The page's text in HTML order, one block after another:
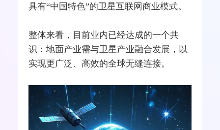
具有“中国特色”的卫星互联网商业模式。
整体来看，目前业内已经达成的一个共
识：地面产业需与卫星产业融合发展，以
实现更广泛、高效的全球无缝连接。